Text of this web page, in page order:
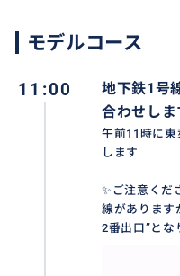
モデルコース
11:00
地下鉄1号
合わせしま
午前11時に東
します
✨️ご注意くだ
線があります
2番出口”とな